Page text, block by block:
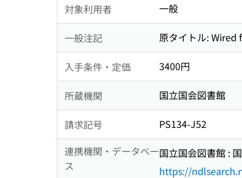
対象利用者 一般
一般注記 原タイトル: Wired
入手条件・定価 3400円
所蔵機関 国立国会図書館
請求記号
PS134-J52
連携機関・データベー
ス
国立国会図書館 :
https://